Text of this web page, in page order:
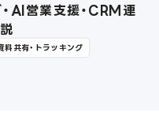
・AI営業支援・CRM連
料共有・トラッキング